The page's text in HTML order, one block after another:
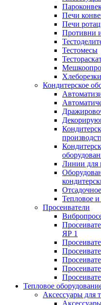
Печи
Печи
Противни
Тестомесы
Хлеборезки
Кондитерское
Линии для
Тепловое и
Просеиватели
ЯР 1
Тепловое
Аксессуары для